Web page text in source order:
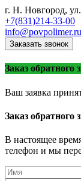
г. Н. Новгород,
+7(831)214-33-00
info@povpolimer.ru
Заказать звонок
Заказ обратного
Ваш заявка
Заказ обратного
В настоящее
телефон и мы